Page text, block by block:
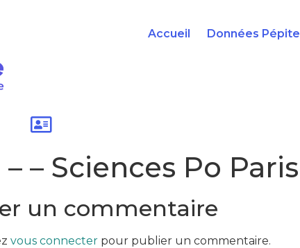
Accueil Données Pépite
– – Sciences Po Paris
un commentaire
vous connecter pour publier un commentaire.